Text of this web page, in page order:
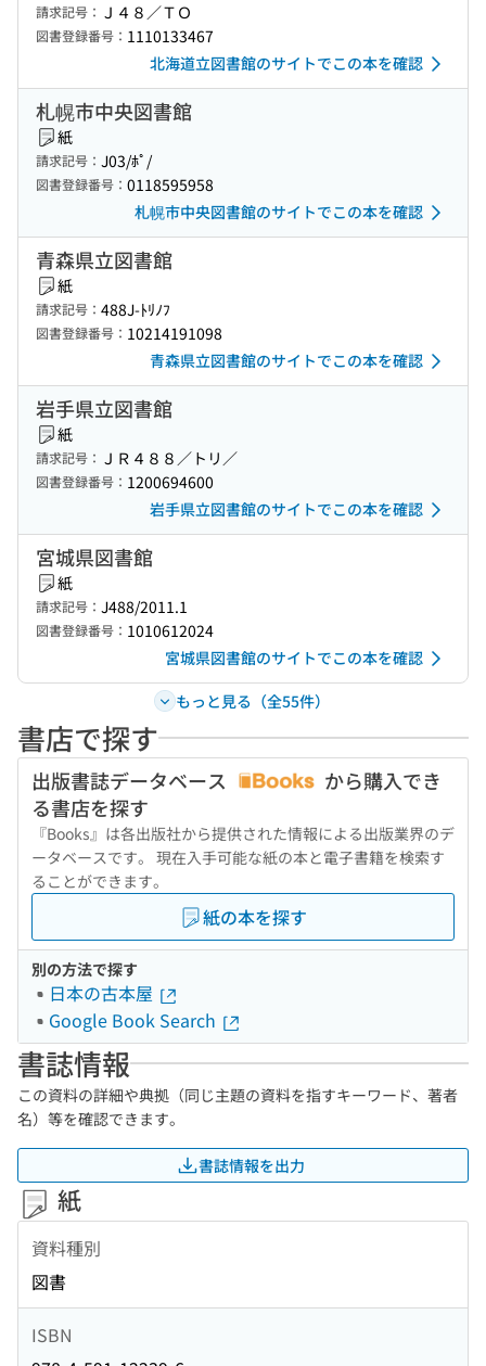
請求記号： Ｊ４８／ＴＯ
図書登録番号： 1110133467
北海道立図書館のサイトでこの本を確認
札幌市中央図書館
紙
請求記号： J03/ﾎﾟ/
図書登録番号： 0118595958
札幌市中央図書館のサイトでこの本を確認
青森県立図書館
紙
請求記号： 488J-ﾄﾘﾉﾌ
図書登録番号： 10214191098
青森県立図書館のサイトでこの本を確認
岩手県立図書館
紙
請求記号： ＪＲ４８８／トリ／
図書登録番号： 1200694600
岩手県立図書館のサイトでこの本を確認
宮城県図書館
紙
請求記号： J488/2011.1
図書登録番号： 1010612024
宮城県図書館のサイトでこの本を確認
もっと見る（全55件）
書店で探す
出版書誌データベース
から購入でき
る書店を探す
『Books』は各出版社から提供された情報による出版業界のデ
ータベースです。 現在入手可能な紙の本と電子書籍を検索す
ることができます。
紙の本を探す
別の方法で探す
日本の古本屋
Google Book Search
書誌情報
この資料の詳細や典拠（同じ主題の資料を指すキーワード、著者
名）等を確認できます。
書誌情報を出力
紙
資料種別
図書
ISBN